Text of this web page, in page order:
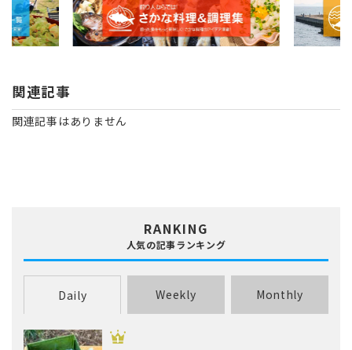
関連記事
関連記事はありません
RANKING
人気の記事ランキング
Daily Weekly Monthly